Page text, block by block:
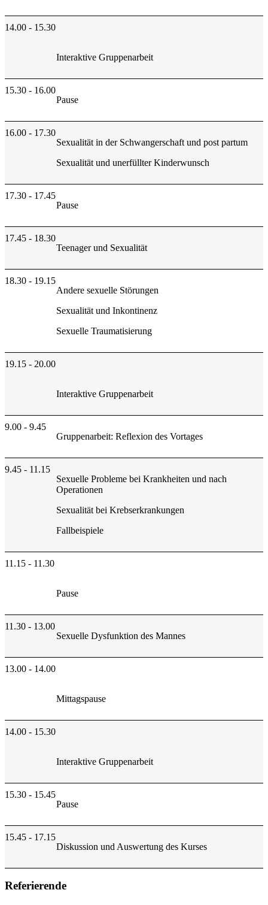
14.00 - 15.30
Interaktive Gruppenarbeit
15.30 - 16.00
Pause
16.00 - 17.30
Sexualität in der Schwangerschaft und post partum
Sexualität und unerfüllter Kinderwunsch
17.30 - 17.45
Pause
17.45 - 18.30
Teenager und Sexualität
18.30 - 19.15
Andere sexuelle Störungen
Sexualität und Inkontinenz
Sexuelle Traumatisierung
19.15 - 20.00
Interaktive Gruppenarbeit
9.00 - 9.45
Gruppenarbeit: Reflexion des Vortages
9.45 - 11.15
Sexuelle Probleme bei Krankheiten und nach
Operationen
Sexualität bei Krebserkrankungen
Fallbeispiele
11.15 - 11.30
Pause
11.30 - 13.00
Sexuelle Dysfunktion des Mannes
13.00 - 14.00
Mittagspause
14.00 - 15.30
Interaktive Gruppenarbeit
15.30 - 15.45
Pause
15.45 - 17.15
Diskussion und Auswertung des Kurses
Referierende